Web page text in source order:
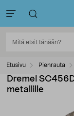
Etusivu Pienrauta
Dremel
metallille